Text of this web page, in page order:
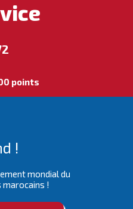
points
!
mondial du
marocains !